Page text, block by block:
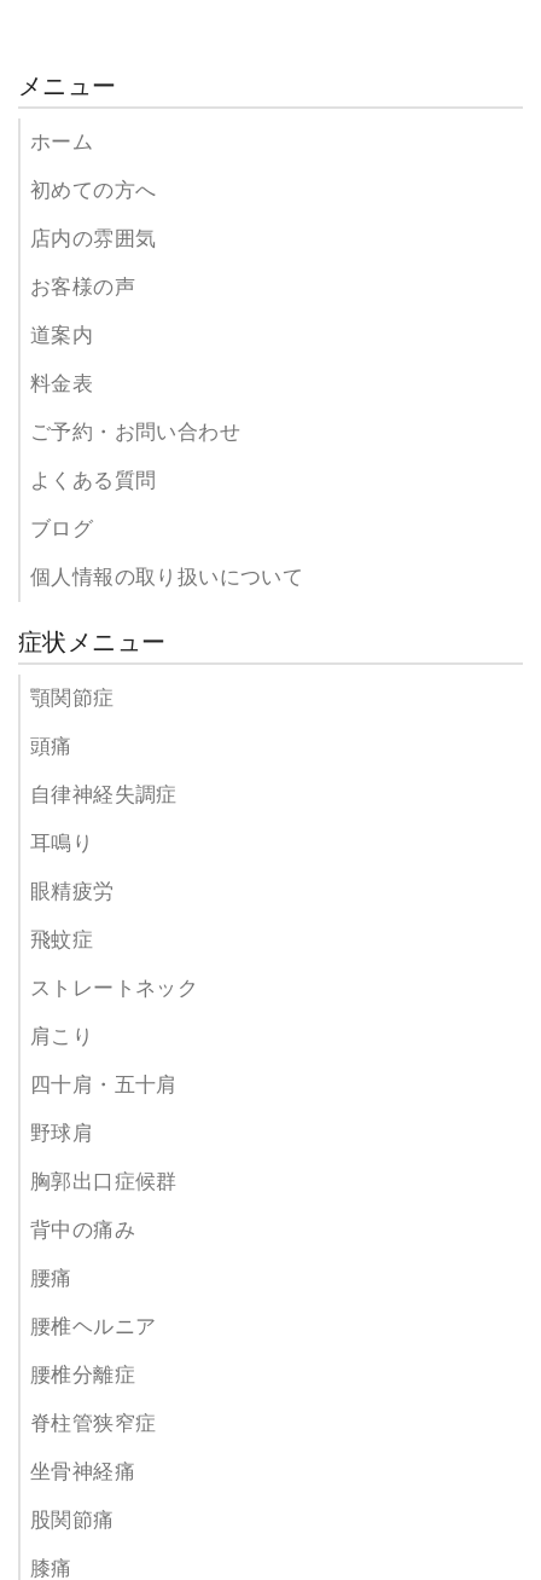
メニュー
ホーム
初めての方へ
店内の雰囲気
お客様の声
道案内
料金表
ご予約・お問い合わせ
よくある質問
ブログ
個人情報の取り扱いについて
症状メニュー
顎関節症
頭痛
自律神経失調症
耳鳴り
眼精疲労
飛蚊症
ストレートネック
肩こり
四十肩・五十肩
野球肩
胸郭出口症候群
背中の痛み
腰痛
腰椎ヘルニア
腰椎分離症
脊柱管狭窄症
坐骨神経痛
股関節痛
膝痛